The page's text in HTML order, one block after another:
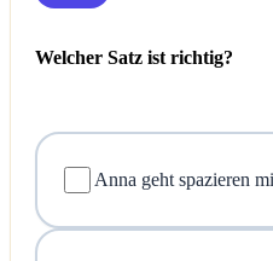
Welcher Satz ist richtig?
Anna geht spazieren